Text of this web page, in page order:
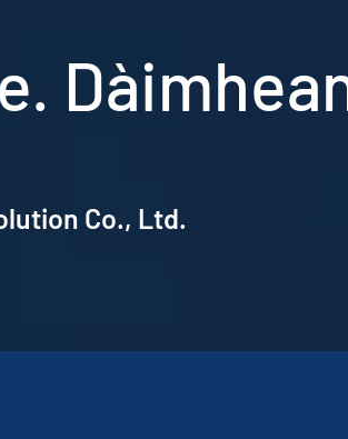
Co., Ltd.